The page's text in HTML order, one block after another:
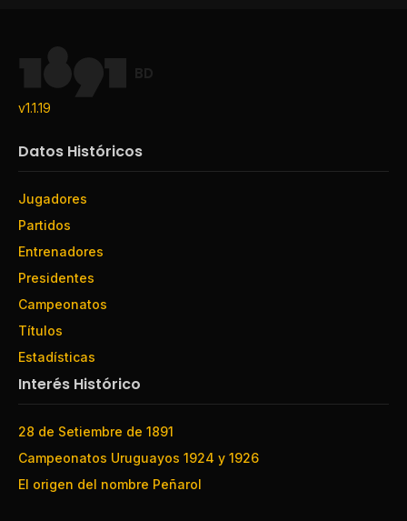
BD
v1.1.19
Datos Históricos
Jugadores
Partidos
Entrenadores
Presidentes
Campeonatos
Títulos
Estadísticas
Interés Histórico
28 de Setiembre de 1891
Campeonatos Uruguayos 1924 y 1926
El origen del nombre Peñarol